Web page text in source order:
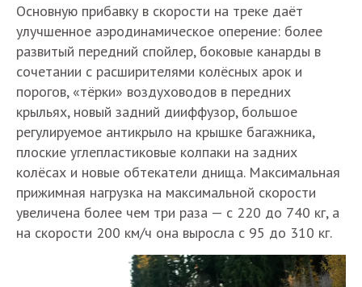
Основную прибавку в скорости на треке даёт
улучшенное аэродинамическое оперение: более
развитый передний спойлер, боковые канарды в
сочетании с расширителями колёсных арок и
порогов, «тёрки» воздуховодов в передних
крыльях, новый задний дииффузор, большое
регулируемое антикрыло на крышке багажника,
плоские углепластиковые колпаки на задних
колёсах и новые обтекатели днища. Максимальная
прижимная нагрузка на максимальной скорости
увеличена более чем три раза — с 220 до 740 кг, а
на скорости 200 км/ч она выросла с 95 до 310 кг.